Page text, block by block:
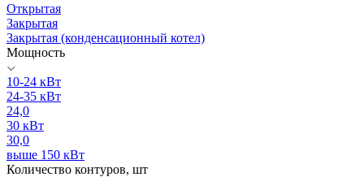
Открытая
Закрытая
Закрытая (конденсационный котел)
Мощность
10-24 кВт
24-35 кВт
24,0
30 кВт
30,0
выше 150 кВт
Количество контуров, шт